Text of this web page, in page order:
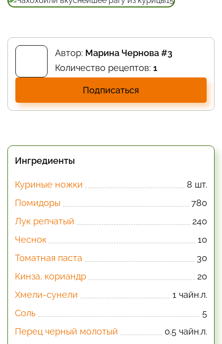
Автор: Марина Чернова #3
Количество рецептов: 1
Подписаться
Ингредиенты
Куриные ножки
8 шт.
Помидоры
780
Лук репчатый
240
Чеснок
10
Томатная паста
30
Кинза, кориандр
20
Хмели-сунели
1 чайн.л.
Соль
5
Перец черный молотый
0.5 чайн.л.